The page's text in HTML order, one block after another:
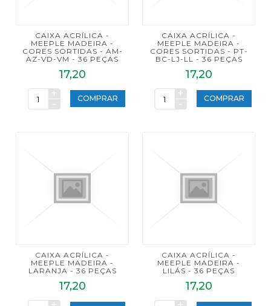
CAIXA ACRÍLICA -
MEEPLE MADEIRA -
CORES SORTIDAS - AM-
AZ-VD-VM - 36 PEÇAS
17,20
+
-
COMPRAR
CAIXA ACRÍLICA -
MEEPLE MADEIRA -
CORES SORTIDAS - PT-
BC-LJ-LL - 36 PEÇAS
17,20
+
-
COMPRAR
CAIXA ACRÍLICA -
MEEPLE MADEIRA -
LARANJA - 36 PEÇAS
17,20
CAIXA ACRÍLICA -
MEEPLE MADEIRA -
LILÁS - 36 PEÇAS
17,20